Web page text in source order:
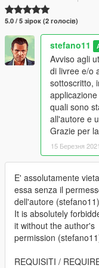
5.0 / 5 зірок (2 голосів)
stefano11
Avviso agli
di livree e/o
sottoscritto,
quali sono
all'autore e
Grazie per
15 Березня 2021
E' assolutamente
essa senza il
dell'autore
It is absolutely
it without the author's
permission
REQUISITI /